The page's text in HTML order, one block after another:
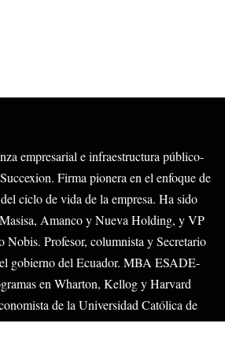
empresarial e infraestructura público-
Firma pionera en el enfoque de
ciclo de vida de la empresa. Ha sido
Amanco y Nueva Holding, y VP
Nobis. Profesor, columnista y Secretario
gobierno del Ecuador. MBA ESADE-
en Wharton, Kellog y Harvard
de la Universidad Católica de
Guayaquil.